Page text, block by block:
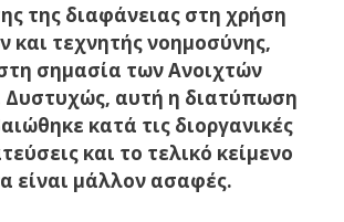
της διαφάνειας στη χρήση
και τεχνητής νοημοσύνης,
σημασία των Ανοιχτών
αυτή η διατύπωση
κατά τις διοργανικές
και το τελικό κείμενο
είναι μάλλον ασαφές.